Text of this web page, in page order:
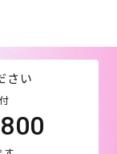
さい